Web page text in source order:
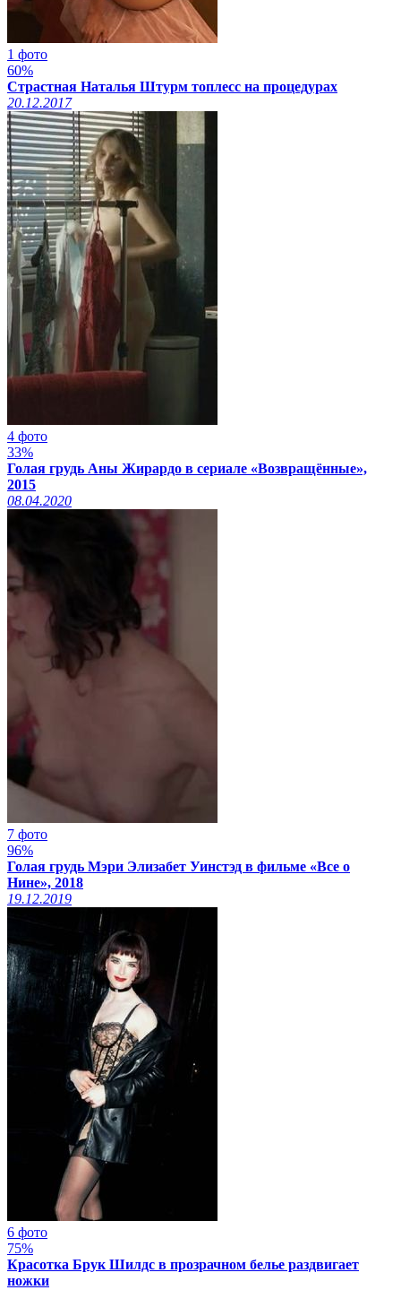
1 фото
60%
Страстная Наталья Штурм топлесс на процедурах
20.12.2017
4 фото
33%
Голая грудь Аны Жирардо в сериале «Возвращённые»,
2015
08.04.2020
7 фото
96%
Голая грудь Мэри Элизабет Уинстэд в фильме «Все о
Нине», 2018
19.12.2019
6 фото
75%
Красотка Брук Шилдс в прозрачном белье раздвигает
ножки